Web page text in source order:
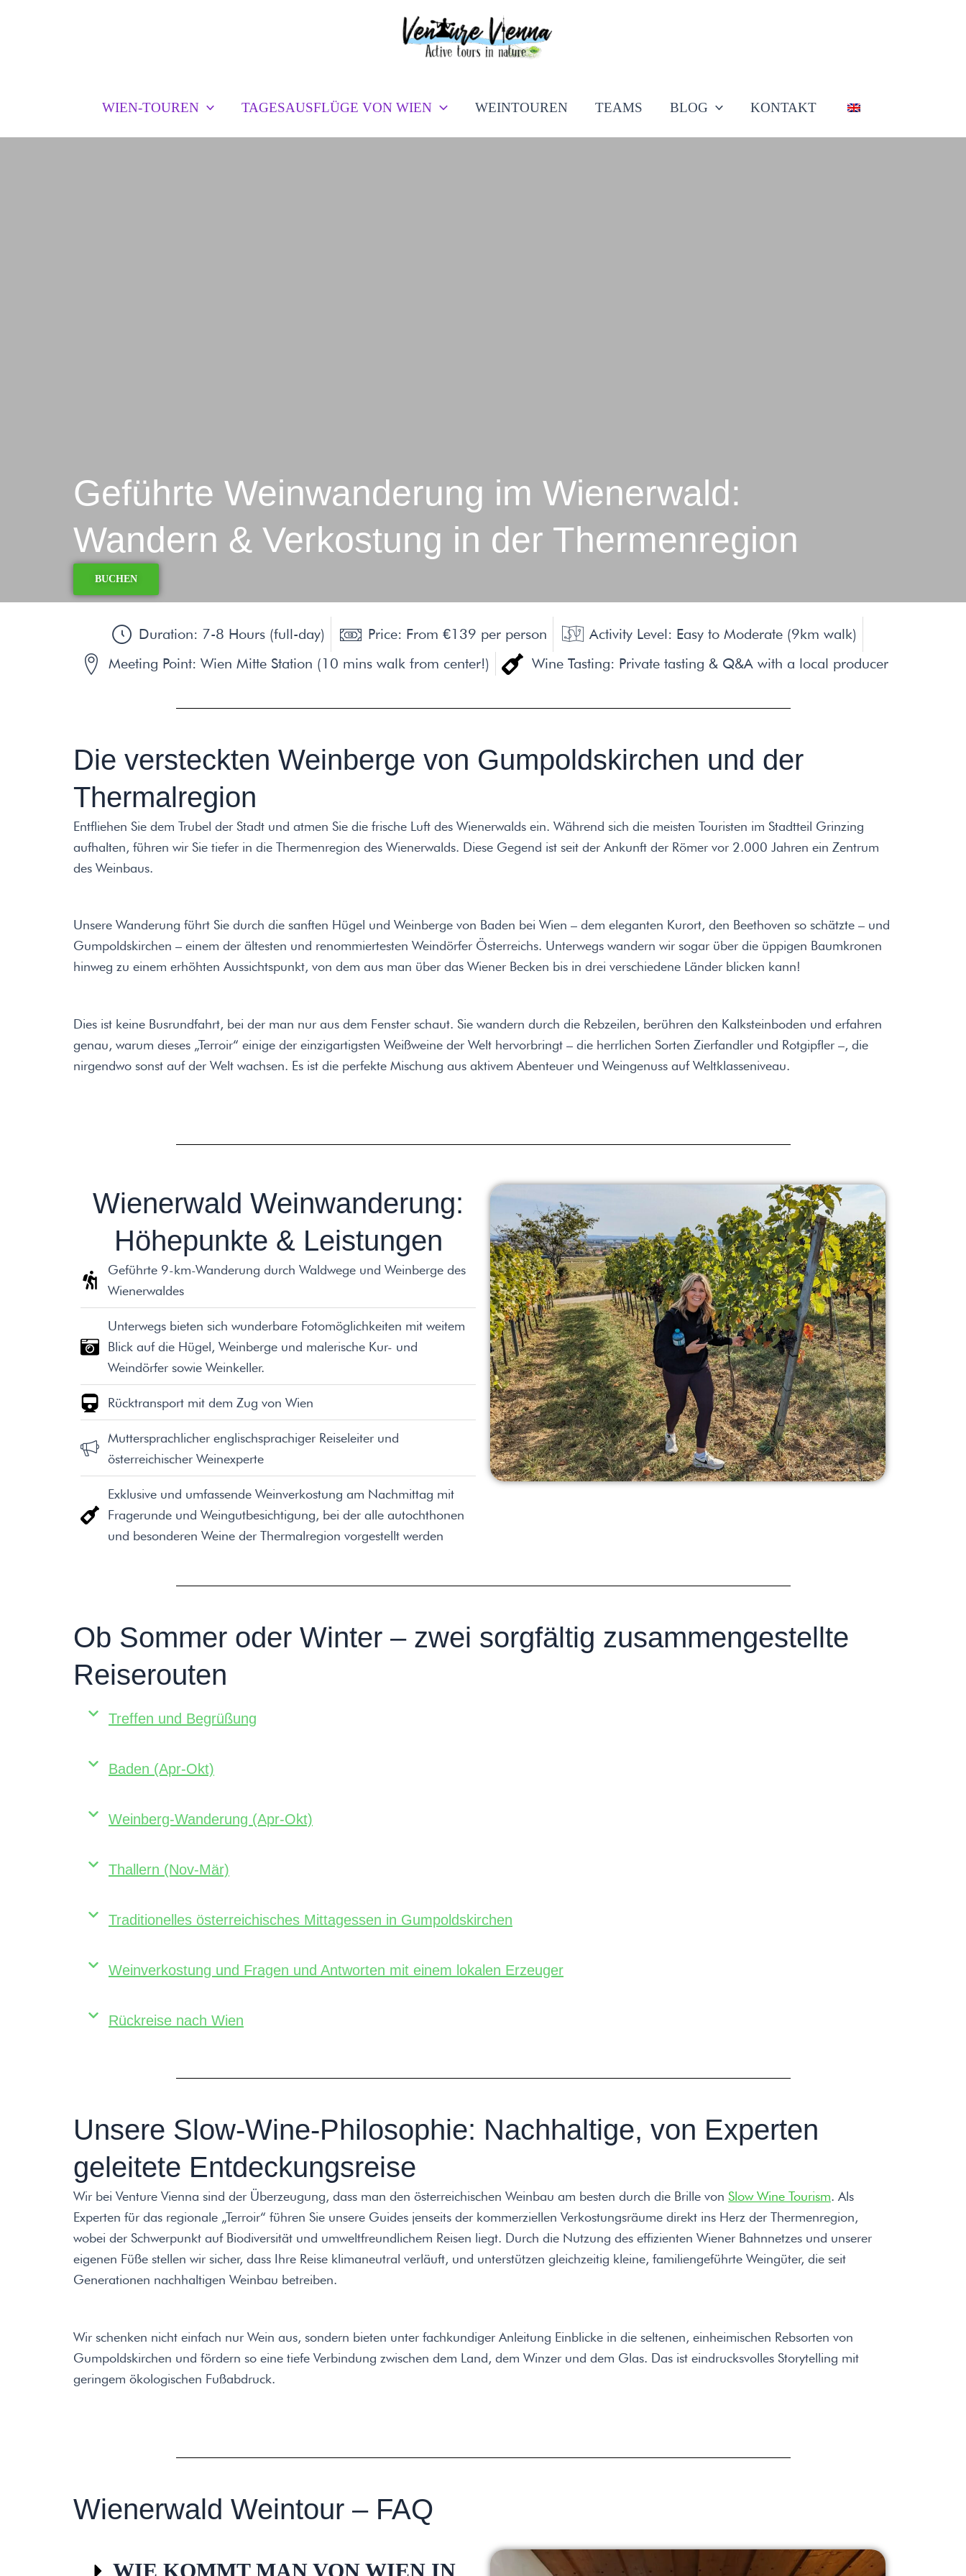
WIEN-TOUREN TAGESAUSFLÜGE VON WIEN WEINTOUREN TEAMS BLOG KONTAKT
Geführte Weinwanderung im Wienerwald:
Wandern & Verkostung in der Thermenregion
BUCHEN
Duration: 7-8 Hours (full-day) Price: From €139 per person
Activity Level: Easy to Moderate (9km walk)
Meeting Point: Wien Mitte Station (10 mins walk from center!)
Wine Tasting: Private tasting & Q&A with a local producer
Die versteckten Weinberge von Gumpoldskirchen und der
Thermalregion
Entfliehen Sie dem Trubel der Stadt und atmen Sie die frische Luft des Wienerwalds ein. Während sich die meisten Touristen im Stadtteil Grinzing
aufhalten, führen wir Sie tiefer in die Thermenregion des Wienerwalds. Diese Gegend ist seit der Ankunft der Römer vor 2.000 Jahren ein Zentrum
des Weinbaus.
Unsere Wanderung führt Sie durch die sanften Hügel und Weinberge von Baden bei Wien – dem eleganten Kurort, den Beethoven so schätzte – und
Gumpoldskirchen – einem der ältesten und renommiertesten Weindörfer Österreichs. Unterwegs wandern wir sogar über die üppigen Baumkronen
hinweg zu einem erhöhten Aussichtspunkt, von dem aus man über das Wiener Becken bis in drei verschiedene Länder blicken kann!
Dies ist keine Busrundfahrt, bei der man nur aus dem Fenster schaut. Sie wandern durch die Rebzeilen, berühren den Kalksteinboden und erfahren
genau, warum dieses „Terroir“ einige der einzigartigsten Weißweine der Welt hervorbringt – die herrlichen Sorten Zierfandler und Rotgipfler –, die
nirgendwo sonst auf der Welt wachsen. Es ist die perfekte Mischung aus aktivem Abenteuer und Weingenuss auf Weltklasseniveau.
Wienerwald Weinwanderung:
Höhepunkte & Leistungen
Geführte 9-km-Wanderung durch Waldwege und Weinberge des
Wienerwaldes
Unterwegs bieten sich wunderbare Fotomöglichkeiten mit weitem
Blick auf die Hügel, Weinberge und malerische Kur- und
Weindörfer sowie Weinkeller.
Rücktransport mit dem Zug von Wien
Muttersprachlicher englischsprachiger Reiseleiter und
österreichischer Weinexperte
Exklusive und umfassende Weinverkostung am Nachmittag mit
Fragerunde und Weingutbesichtigung, bei der alle autochthonen
und besonderen Weine der Thermalregion vorgestellt werden
Ob Sommer oder Winter – zwei sorgfältig zusammengestellte
Reiserouten
Treffen und Begrüßung
Baden (Apr-Okt)
Weinberg-Wanderung (Apr-Okt)
Thallern (Nov-Mär)
Traditionelles österreichisches Mittagessen in Gumpoldskirchen
Weinverkostung und Fragen und Antworten mit einem lokalen Erzeuger
Rückreise nach Wien
Unsere Slow-Wine-Philosophie: Nachhaltige, von Experten
geleitete Entdeckungsreise
Wir bei Venture Vienna sind der Überzeugung, dass man den österreichischen Weinbau am besten durch die Brille von Slow Wine Tourism. Als
Experten für das regionale „Terroir“ führen Sie unsere Guides jenseits der kommerziellen Verkostungsräume direkt ins Herz der Thermenregion,
wobei der Schwerpunkt auf Biodiversität und umweltfreundlichem Reisen liegt. Durch die Nutzung des effizienten Wiener Bahnnetzes und unserer
eigenen Füße stellen wir sicher, dass Ihre Reise klimaneutral verläuft, und unterstützen gleichzeitig kleine, familiengeführte Weingüter, die seit
Generationen nachhaltigen Weinbau betreiben.
Wir schenken nicht einfach nur Wein aus, sondern bieten unter fachkundiger Anleitung Einblicke in die seltenen, einheimischen Rebsorten von
Gumpoldskirchen und fördern so eine tiefe Verbindung zwischen dem Land, dem Winzer und dem Glas. Das ist eindrucksvolles Storytelling mit
geringem ökologischen Fußabdruck.
Wienerwald Weintour – FAQ
WIE KOMMT MAN VON WIEN IN